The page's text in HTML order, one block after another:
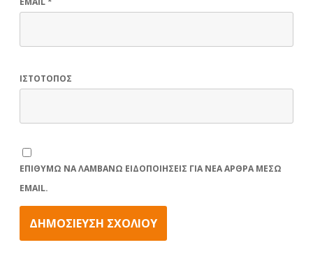
ΙΣΤΌΤΟΠΟΣ
ΕΠΙΘΥΜΏ ΝΑ ΛΑΜΒΆΝΩ ΕΙΔΟΠΟΙΉΣΕΙΣ ΓΙΑ ΝΈΑ ΆΡΘΡΑ ΜΈΣΩ
EMAIL.